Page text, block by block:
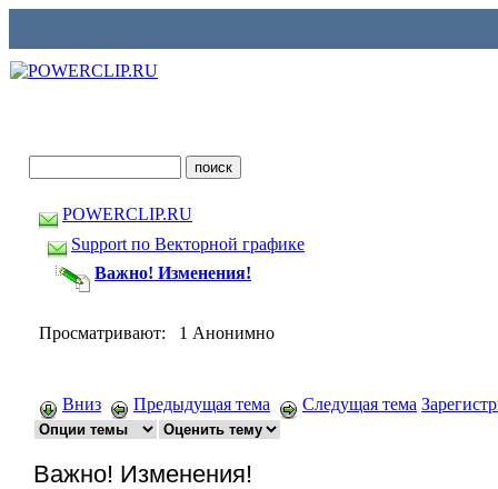
POWERCLIP.RU
Support по Векторной графике
Важно! Изменения!
Просматривают: 1 Анонимно
Вниз Предыдущая тема Следущая тема
Важно! Изменения!